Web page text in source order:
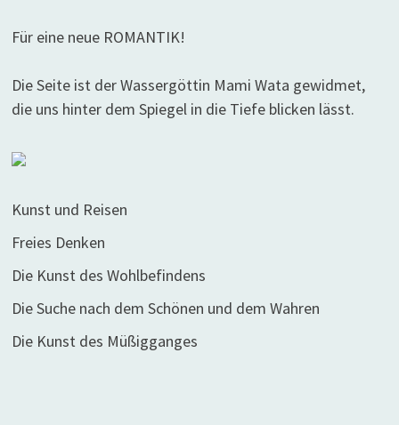
Für eine neue ROMANTIK!
Die Seite ist der Wassergöttin Mami Wata gewidmet,
die uns hinter dem Spiegel in die Tiefe blicken lässt.
Kunst und Reisen
Freies Denken
Die Kunst des Wohlbefindens
Die Suche nach dem Schönen und dem Wahren
Die Kunst des Müßigganges